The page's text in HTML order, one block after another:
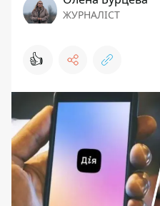
ЖУРНАЛІСТ
👍